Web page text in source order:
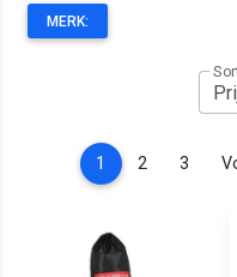
MERK:
1 (current)
2 3